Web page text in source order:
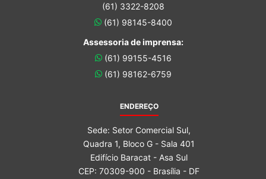
(61) 3322-8208
(61) 98145-8400
Assessoria de imprensa:
(61) 99155-4516
(61) 98162-6759
ENDEREÇO
Sede: Setor Comercial Sul,
Quadra 1, Bloco G - Sala 401
Edifício Baracat - Asa Sul
CEP: 70309-900 - Brasília - DF